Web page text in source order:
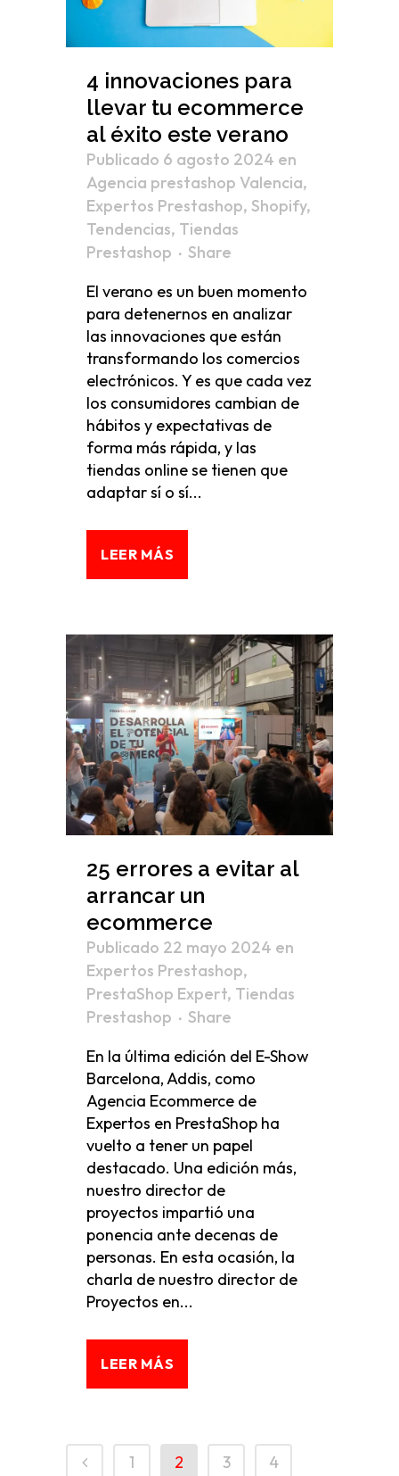
4 innovaciones para
llevar tu ecommerce
al éxito este verano
Publicado 6 agosto 2024 en
Agencia prestashop Valencia,
Expertos Prestashop, Shopify,
Tendencias, Tiendas
Prestashop
Share
El verano es un buen momento
para detenernos en analizar
las innovaciones que están
transformando los comercios
electrónicos. Y es que cada vez
los consumidores cambian de
hábitos y expectativas de
forma más rápida, y las
tiendas online se tienen que
adaptar sí o sí...
LEER MÁS
25 errores a evitar al
arrancar un
ecommerce
Publicado 22 mayo 2024 en
Expertos Prestashop,
PrestaShop Expert, Tiendas
Prestashop
Share
En la última edición del E-Show
Barcelona, Addis, como
Agencia Ecommerce de
Expertos en PrestaShop ha
vuelto a tener un papel
destacado. Una edición más,
nuestro director de
proyectos impartió una
ponencia ante decenas de
personas. En esta ocasión, la
charla de nuestro director de
Proyectos en...
LEER MÁS
1 2 3
4